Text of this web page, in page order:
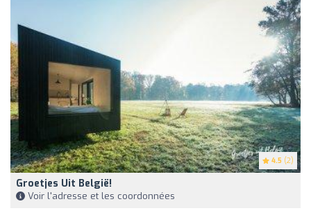
4.5 (2)
Groetjes Uit België!
Voir l'adresse et les coordonnées